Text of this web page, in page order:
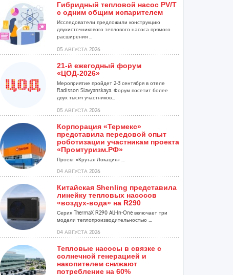
Гибридный тепловой насос PV/T
с одним общим испарителем
Исследователи предложили конструкцию
двухисточникового теплового насоса прямого
расширения ...
05 АВГУСТА 2026
21-й ежегодный форум
«ЦОД-2026»
Мероприятие пройдет 2-3 сентября в отеле
Radisson Slavyanskaya. Форум посетит более
двух тысяч участников...
05 АВГУСТА 2026
Корпорация «Термекс»
представила передовой опыт
роботизации участникам проекта
«Промтуризм.РФ»
Проект «Крутая Локация» ...
04 АВГУСТА 2026
Китайская Shenling представила
линейку тепловых насосов
«воздух-вода» на R290
Серия ThermaX R290 All-In-One включает три
модели теплопроизводительностью ...
04 АВГУСТА 2026
Тепловые насосы в связке с
солнечной генерацией и
накопителем снижают
потребление на 60%